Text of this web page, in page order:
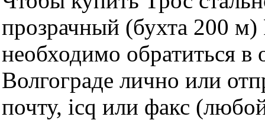
прозрачный (бухта 200
необходимо
Волгограде лично или
почту, icq или факс